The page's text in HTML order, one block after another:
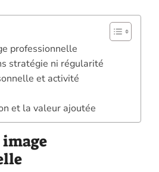
professionnelle
stratégie ni régularité
et activité
et la valeur ajoutée